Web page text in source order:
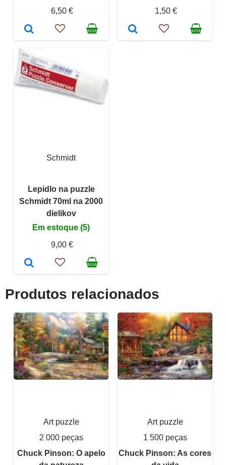
6,50 €
1,50 €
Schmidt
Lepidlo na puzzle
Schmidt 70ml na 2000
dielikov
Em estoque (5)
9,00 €
Produtos relacionados
Art puzzle
2 000 peças
Chuck Pinson: O apelo
Art puzzle
1 500 peças
Chuck Pinson: As cores